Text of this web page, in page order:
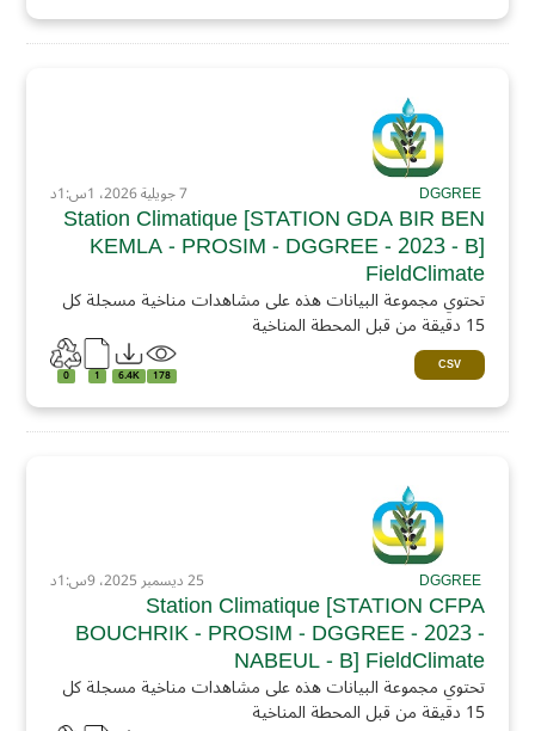
DGGREE 7 جويلية 2026، 1س:1د
Station Climatique [STATION GDA BIR BEN
KEMLA - PROSIM - DGGREE - 2023 - B]
FieldClimate
تحتوي مجموعة البيانات هذه على مشاهدات مناخية مسجلة كل
15 دقيقة من قبل المحطة المناخية
CSV
178
6.4K
1
0
DGGREE 25 ديسمبر 2025، 9س:1د
Station Climatique [STATION CFPA
BOUCHRIK - PROSIM - DGGREE - 2023 -
NABEUL - B] FieldClimate
تحتوي مجموعة البيانات هذه على مشاهدات مناخية مسجلة كل
15 دقيقة من قبل المحطة المناخية